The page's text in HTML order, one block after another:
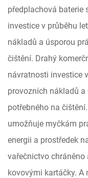
předplachová baterie
investice v průběhu
nákladů a úsporou
čištění. Drahý
návratnosti investice
provozních nákladů
potřebného na
umožňuje myčkám
energii a prostředek
vařečnictvo
kovovými kartáčky. A